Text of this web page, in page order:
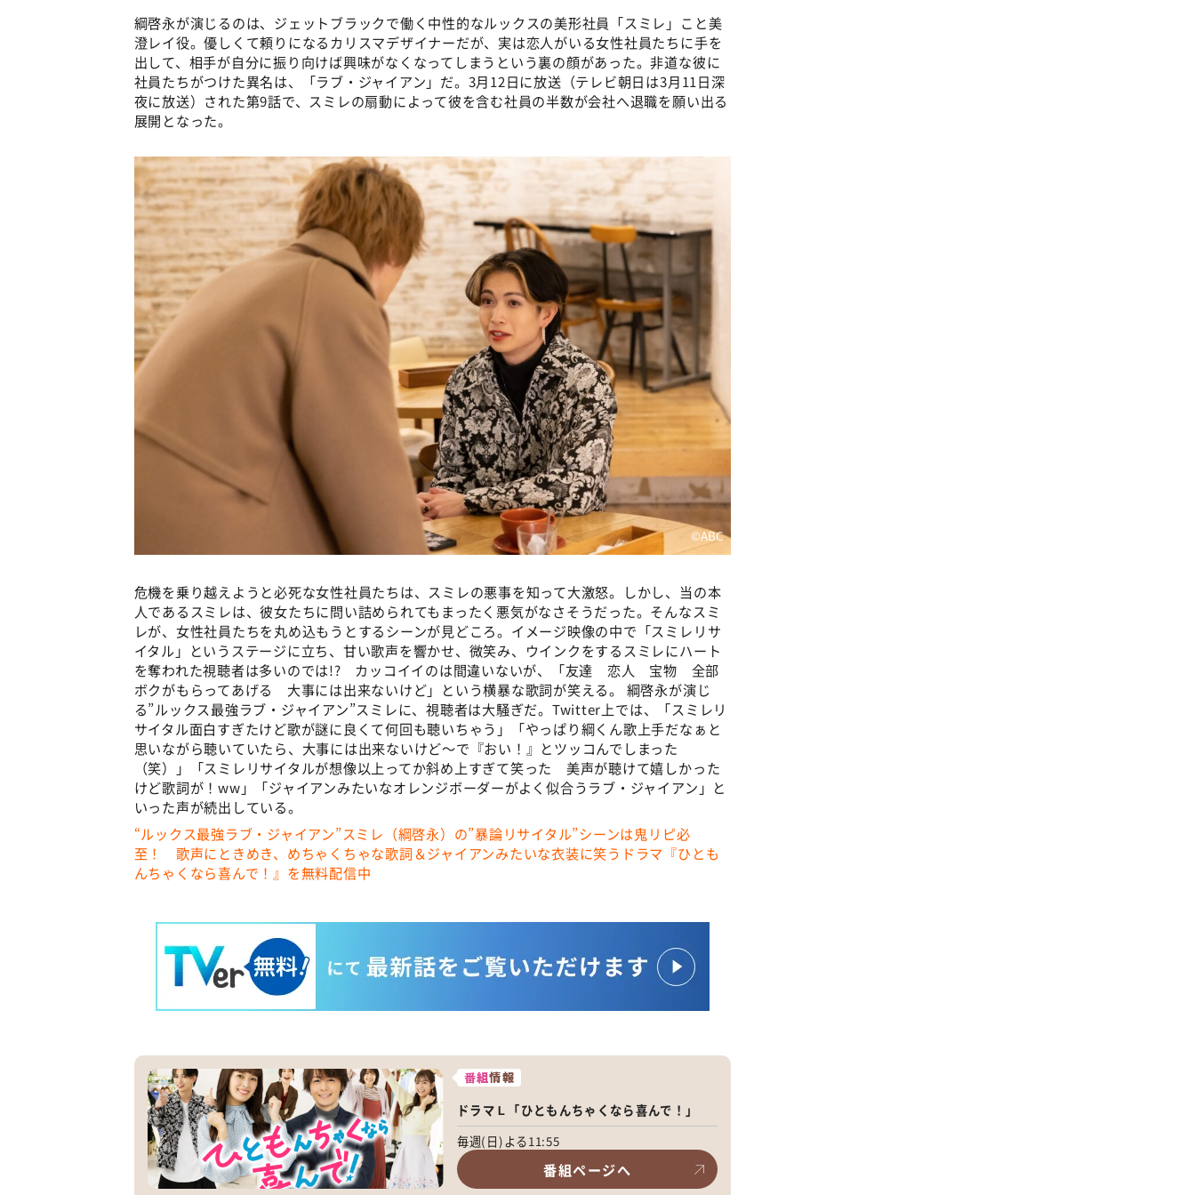
綱啓永が演じるのは、ジェットブラックで働く中性的なルックスの美形社員「スミレ」こと美
澄レイ役。優しくて頼りになるカリスマデザイナーだが、実は恋人がいる女性社員たちに手を
出して、相手が自分に振り向けば興味がなくなってしまうという裏の顔があった。非道な彼に
社員たちがつけた異名は、「ラブ・ジャイアン」だ。3月12日に放送（テレビ朝日は3月11日深
夜に放送）された第9話で、スミレの扇動によって彼を含む社員の半数が会社へ退職を願い出る
展開となった。
©ABC
危機を乗り越えようと必死な女性社員たちは、スミレの悪事を知って大激怒。しかし、当の本
人であるスミレは、彼女たちに問い詰められてもまったく悪気がなさそうだった。そんなスミ
レが、女性社員たちを丸め込もうとするシーンが見どころ。イメージ映像の中で「スミレリサ
イタル」というステージに立ち、甘い歌声を響かせ、微笑み、ウインクをするスミレにハート
を奪われた視聴者は多いのでは!? カッコイイのは間違いないが、「友達 恋人 宝物 全部
ボクがもらってあげる 大事には出来ないけど」という横暴な歌詞が笑える。 綱啓永が演じ
る”ルックス最強ラブ・ジャイアン”スミレに、視聴者は大騒ぎだ。Twitter上では、「スミレリ
サイタル面白すぎたけど歌が謎に良くて何回も聴いちゃう」「やっぱり綱くん歌上手だなぁと
思いながら聴いていたら、大事には出来ないけど〜で『おい！』とツッコんでしまった
（笑）」「スミレリサイタルが想像以上ってか斜め上すぎて笑った 美声が聴けて嬉しかった
けど歌詞が！ww」「ジャイアンみたいなオレンジボーダーがよく似合うラブ・ジャイアン」と
いった声が続出している。
“ルックス最強ラブ・ジャイアン”スミレ（綱啓永）の”暴論リサイタル”シーンは鬼リピ必
至！ 歌声にときめき、めちゃくちゃな歌詞＆ジャイアンみたいな衣装に笑うドラマ『ひとも
んちゃくなら喜んで！』を無料配信中
番組情報
ドラマＬ「ひともんちゃくなら喜んで！」
毎週(日)よる11:55
番組ページへ